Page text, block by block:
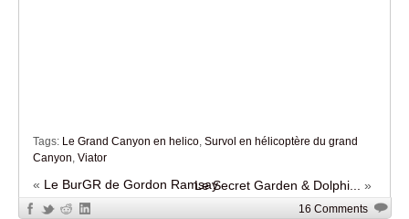
Tags: Le Grand Canyon en helico Survol en hélicoptère du grand
Canyon Viator
« Le BurGR de Gordon RamsayLe Secret Garden & Dolphi... »
16 Comments